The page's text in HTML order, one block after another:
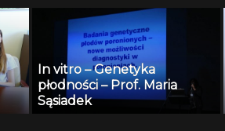
In vitro – Genetyka
płodności – Prof. Maria
Sąsiadek